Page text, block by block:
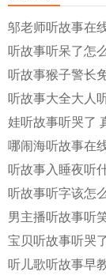
邬老师听故事在
听故事听呆了怎
听故事猴子警长
听故事大全大人
娃听故事听哭了
哪闹海听故事在
听故事入睡夜听
听故事听字该怎
男主播听故事听
宝贝听故事听哭
听儿歌听故事早